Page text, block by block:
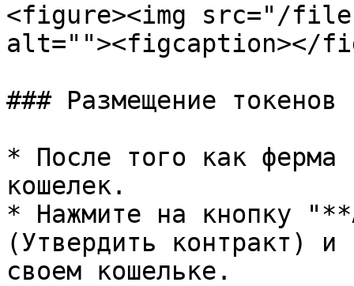
<figure><img src="/files/
alt=""><figcaption></
### Размещение
* После того как ферма
кошелек.
* Нажмите на кнопку
(Утвердить контракт) и
своем кошельке.